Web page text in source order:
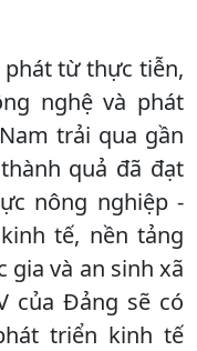
từ thực tiễn,
nghệ và phát
trải qua gần
quả đã đạt
nông nghiệp -
tế, nền tảng
gia và an sinh xã
của Đảng sẽ có
triển kinh tế